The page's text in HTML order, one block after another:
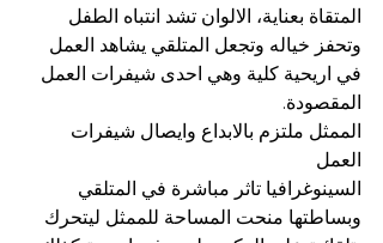
المتقاة بعناية، الالوان تشد انتباه الطفل
وتحفز خياله وتجعل المتلقي يشاهد العمل
في اريحية كلية وهي احدى شيفرات العمل
المقصودة.
الممثل ملتزم بالابداع وايصال شيفرات
العمل
السينوغرافيا تاثر مباشرة في المتلقي
وبساطتها منحت المساحة للممثل ليتحرك